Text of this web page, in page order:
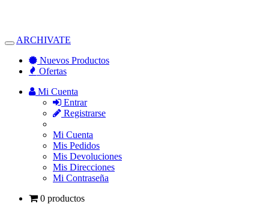
Alternar
Navegación
ARCHIVATE
Nuevos Productos
Ofertas
Mi Cuenta
Entrar
Registrarse
Mi Cuenta
Mis Pedidos
Mis Devoluciones
Mis Direcciones
Mi Contraseña
0 productos